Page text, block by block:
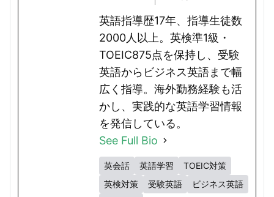
英語指導歴17年、指導生徒数
2000人以上。英検準1級・
TOEIC875点を保持し、受験
英語からビジネス英語まで幅
広く指導。海外勤務経験も活
かし、実践的な英語学習情報
を発信している。
See Full Bio
英会話 英語学習
TOEIC対策
英検対策
受験英語
ビジネス英語